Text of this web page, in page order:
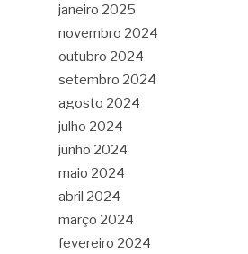
janeiro 2025
novembro 2024
outubro 2024
setembro 2024
agosto 2024
julho 2024
junho 2024
maio 2024
abril 2024
março 2024
fevereiro 2024